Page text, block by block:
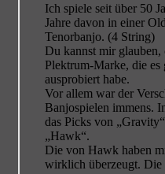
Ich spiele seit über 50
Jahre davon in einer
Tenorbanjo. (4 String)
Du kannst mir glauben,
Plektrum-Marke, die
ausprobiert habe.
Vor allem war der
Banjospielen immens.
das Picks von
„Hawk“.
Die von Hawk haben
wirklich überzeugt. Die